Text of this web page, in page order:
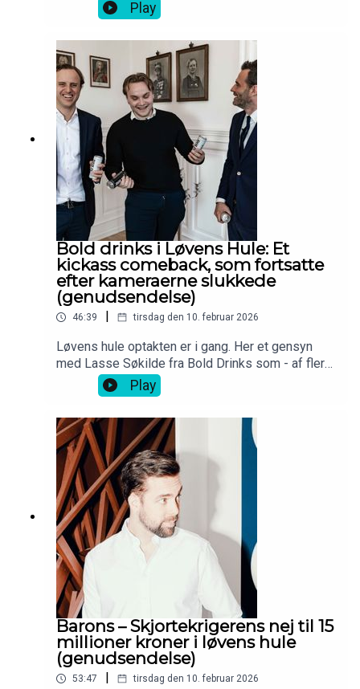
Play
Bold drinks i Løvens Hule: Et
kickass comeback, som fortsatte
efter kameraerne slukkede
(genudsendelse)
46:39 | tirsdag den 10. februar 2026
Løvens hule optakten er i gang. Her et gensyn
med Lasse Søkilde fra Bold Drinks som - af flere
omgang - ikke tog et nej for et nej.
Play
Barons – Skjortekrigerens nej til 15
millioner kroner i løvens hule
(genudsendelse)
53:47 | tirsdag den 10. februar 2026